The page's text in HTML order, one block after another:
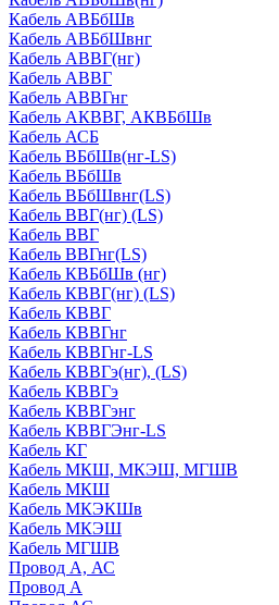
Кабель АВБбШв
Кабель АВБбШвнг
Кабель АВВГ(нг)
Кабель АВВГ
Кабель АВВГнг
Кабель АКВВГ, АКВБбШв
Кабель АСБ
Кабель ВБбШв(нг-LS)
Кабель ВБбШв
Кабель ВБбШвнг(LS)
Кабель ВВГ(нг) (LS)
Кабель ВВГ
Кабель ВВГнг(LS)
Кабель КВБбШв (нг)
Кабель КВВГ(нг) (LS)
Кабель КВВГ
Кабель КВВГнг
Кабель КВВГнг-LS
Кабель КВВГэ(нг), (LS)
Кабель КВВГэ
Кабель КВВГэнг
Кабель КВВГЭнг-LS
Кабель КГ
Кабель МКШ, МКЭШ, МГШВ
Кабель МКШ
Кабель МКЭКШв
Кабель МКЭШ
Кабель МГШВ
Провод А, АС
Провод А